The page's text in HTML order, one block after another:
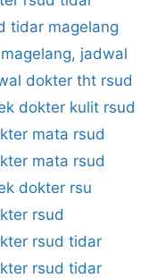
tidar magelang
, jadwal
dokter tht rsud
dokter kulit rsud
mata rsud
mata rsud
dokter rsu
rsud
rsud tidar
rsud tidar